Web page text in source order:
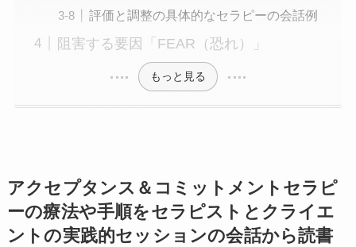
評価と調整の具体的なセラピーの会話例
阻害する要因「FEAR（恐れ）」
もっと見る
アクセプタンス＆コミットメントセラピ
ーの療法や手順をセラピストとクライエ
ントの実践的セッションの会話から読書